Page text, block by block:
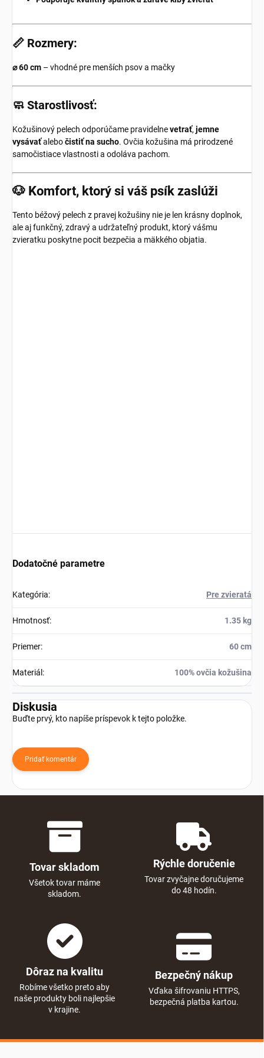
📏 Rozmery:
⌀ 60 cm – vhodné pre menších psov a mačky
🧼 Starostlivosť:
Kožušinový pelech odporúčame pravidelnevetrať, jemne
vysávaťalebočistiť na sucho. Ovčia kožušina má prirodzené
samočistiace vlastnosti a odoláva pachom.
🐶 Komfort, ktorý si váš psík zaslúži
Tento béžový pelech z pravej kožušiny nie je len krásny doplnok,
ale aj funkčný, zdravý a udržateľný produkt, ktorý vášmu
zvieratku poskytne pocit bezpečia a mäkkého objatia.
Dodatočné parametre
Kategória: Pre zvieratá
Hmotnosť: 1.35 kg
Priemer: 60 cm
Materiál : 100% ovčia kožušina
Diskusia
Buďte prvý, kto napíše príspevok k tejto položke.
Pridať komentár
Tovar skladom
Všetok tovar máme
skladom.
Rýchle doručenie
Tovar zvyčajne doručujeme
do 48 hodín.
Dôraz na kvalitu
Robíme všetko preto aby
naše produkty boli najlepšie
v krajine.
Bezpečný nákup
Vďaka šifrovaniu HTTPS,
bezpečná platba kartou.